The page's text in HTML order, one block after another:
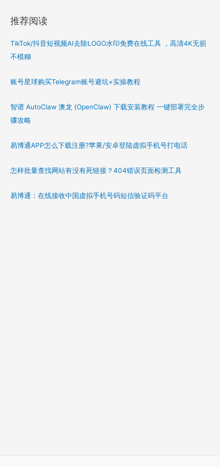
推荐阅读
TikTok/抖音短视频AI去除LOGO水印免费在线工具 ，高清4K无损
不模糊
账号星球购买Telegram账号避坑+实操教程
智谱 AutoClaw 澳龙 (OpenClaw) 下载安装教程 一键部署完全步
骤攻略
易博通APP怎么下载注册?苹果/安卓登陆虚拟手机号打电话
怎样批量查找网站有没有死链接？404错误页面检测工具
易博通：在线接收中国虚拟手机号码短信验证码平台